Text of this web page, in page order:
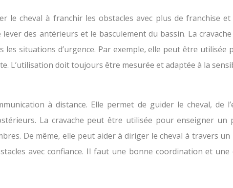
le cheval à franchir les obstacles avec plus de franchise
des antérieurs et le basculement du bassin. La
situations d’urgence. Par exemple, elle peut être utilisée
L’utilisation doit toujours être mesurée et adaptée à la
à distance. Elle permet de guider le cheval, de
La cravache peut être utilisée pour enseigner
De même, elle peut aider à diriger le cheval à travers un
avec confiance. Il faut une bonne coordination et